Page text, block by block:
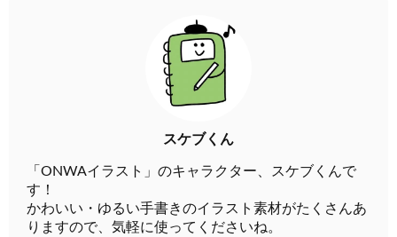
スケブくん
「ONWAイラスト」のキャラクター、スケブくんで
す！
かわいい・ゆるい手書きのイラスト素材がたくさんあ
りますので、気軽に使ってくださいね。